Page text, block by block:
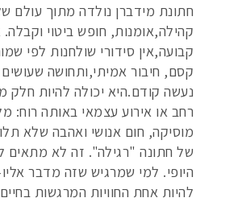
חתונת מידברן נולדה מתוך עולם
קהילה,אומנות, חופש ביטוי וקבלה.
קבועה,אין סידורי שולחנות לפי
קסם, חיבור אמיתי,ותחושה
נעשה קודם.היא יכולה להיות חלק
רחב או אירוע עצמאי באותה רוח:
מוסיקה, חום אנושי ואהבה שלא
של חתונה "רגילה". זה לא מתאים
היופי. למי שמרגיש שזה מדבר
להיות אחת החוויות המרגשות